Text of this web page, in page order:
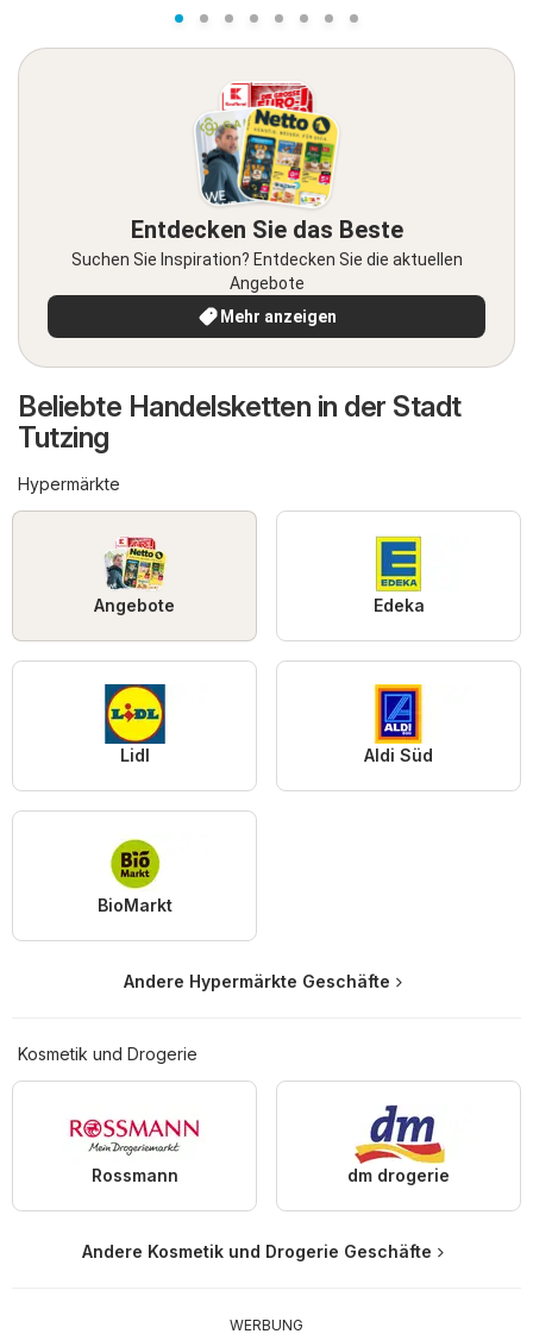
Entdecken Sie das Beste
Suchen Sie Inspiration? Entdecken Sie die aktuellen
Angebote
Mehr anzeigen
Beliebte Handelsketten in der Stadt
Tutzing
Hypermärkte
Angebote Edeka
Lidl Aldi Süd
BioMarkt
Andere Hypermärkte Geschäfte
Kosmetik und Drogerie
Rossmann dm drogerie
Andere Kosmetik und Drogerie Geschäfte
WERBUNG